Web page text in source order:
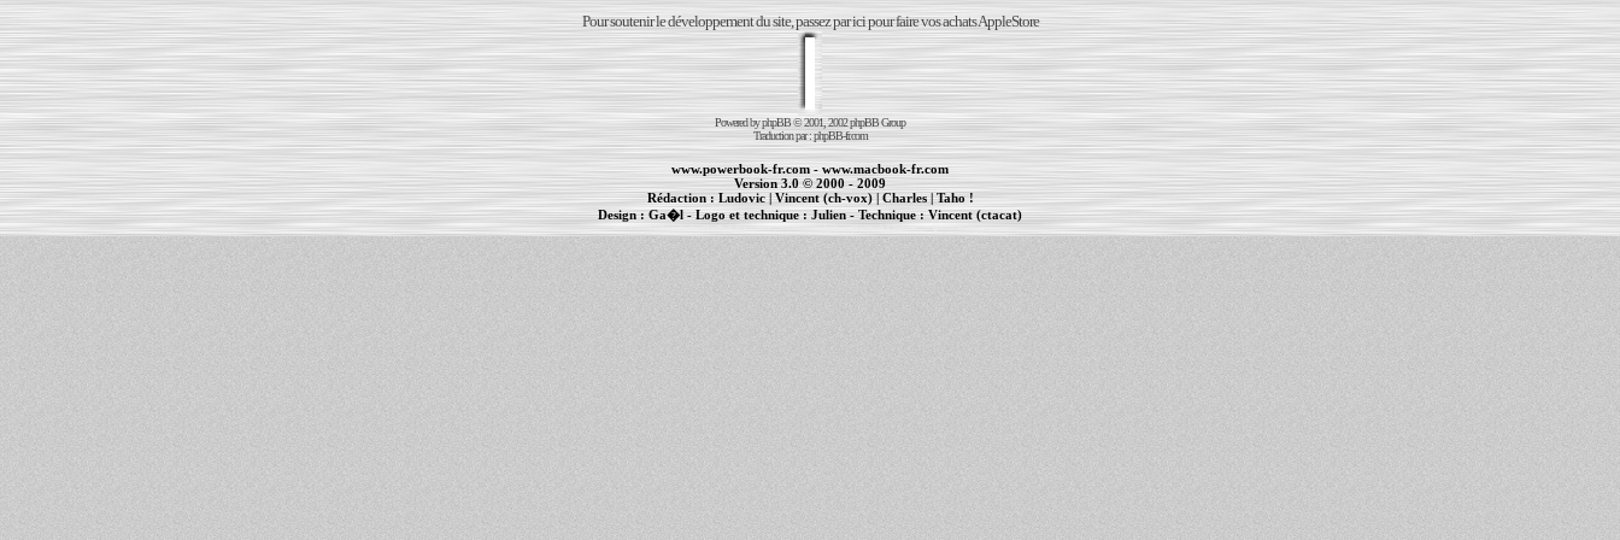
Pour soutenir le développement du site, passez par ici pour faire vos achats AppleStore
Powered byphpBB© 2001, 2002 phpBB Group
Traduction par :phpBB-fr.com
www.powerbook-fr.com - www.macbook-fr.com
Version 3.0 © 2000 - 2009
Rédaction : Ludovic|Vincent (ch-vox)| Charles|Taho !
Design :Ga�l - Logo et technique : Julien - Technique :Vincent (ctacat)
| | cr�ation de sites Internet